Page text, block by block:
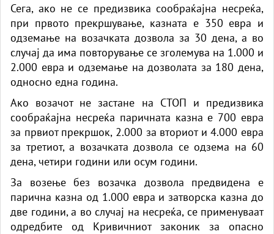
Сега, ако не се предизвика сообраќајна несреќа,
при првото прекршување, казната е 350 евра и
одземање на возачката дозвола за 30 дена, а во
случај да има повторување се зголемува на 1.000 и
2.000 евра и одземање на дозволата за 180 дена,
односно една година.
Ако возачот не застане на СТОП и предизвика
сообраќајна несреќа паричната казна е 700 евра
за првиот прекршок, 2.000 за вториот и 4.000 евра
за третиот, а возачката дозвола се одзема на 60
дена, четири години или осум години.
За возење без возачка дозвола предвидена е
парична казна од 1.000 евра и затворска казна до
две години, а во случај на несреќа, се применуваат
одредбите од Кривичниот законик за опасно